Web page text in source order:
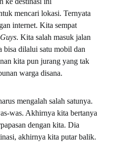
mencari lokasi. Ternyata
internet. Kita sempat
Guys. Kita salah masuk jalan
bisa dilalui satu mobil dan
kita pun jurang yang tak
warga disana.
mengalah salah satunya.
was. Akhirnya kita bertanya
dengan kita. Dia
akhirnya kita putar balik.